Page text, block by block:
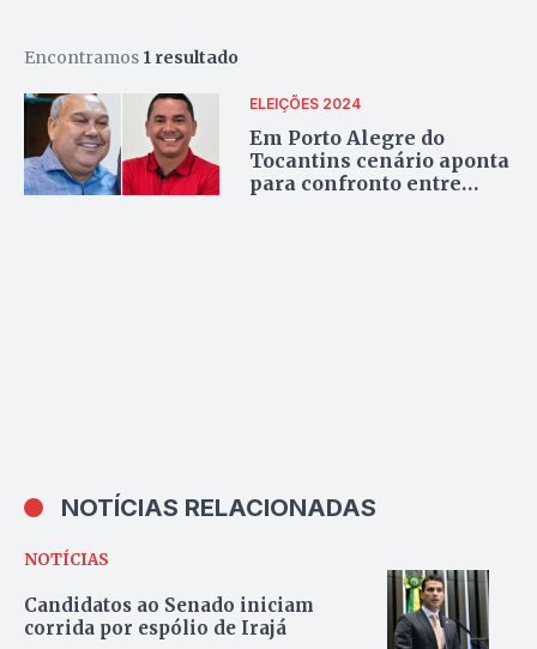
Encontramos 1 resultado
ELEIÇÕES 2024
Em Porto Alegre do
Tocantins cenário aponta
para confronto entre
NOTÍCIAS RELACIONADAS
NOTÍCIAS
Candidatos ao Senado iniciam
corrida por espólio de Irajá